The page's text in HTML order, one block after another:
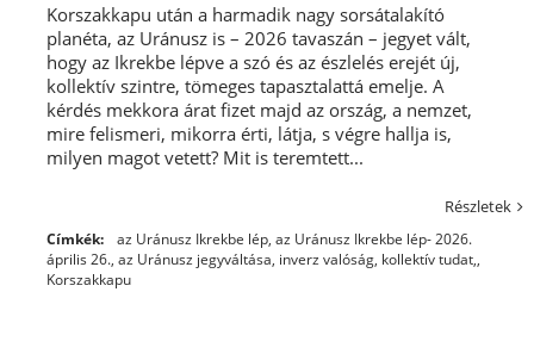
Korszakkapu után a harmadik nagy sorsátalakító
planéta, az Uránusz is – 2026 tavaszán – jegyet vált,
hogy az Ikrekbe lépve a szó és az észlelés erejét új,
kollektív szintre, tömeges tapasztalattá emelje. A
kérdés mekkora árat fizet majd az ország, a nemzet,
mire felismeri, mikorra érti, látja, s végre hallja is,
milyen magot vetett? Mit is teremtett...
Részletek
Címkék: az Uránusz Ikrekbe lép, az Uránusz Ikrekbe lép- 2026.
április 26., az Uránusz jegyváltása, inverz valóság, kollektív tudat,,
Korszakkapu